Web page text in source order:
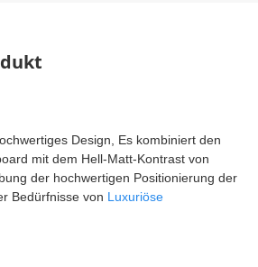
Design, Es kombiniert den
mit dem Hell-Matt-Kontrast von
der hochwertigen Positionierung der
Bedürfnisse von Luxuriöse